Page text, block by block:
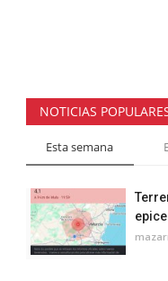
NOTICIAS
Esta semana